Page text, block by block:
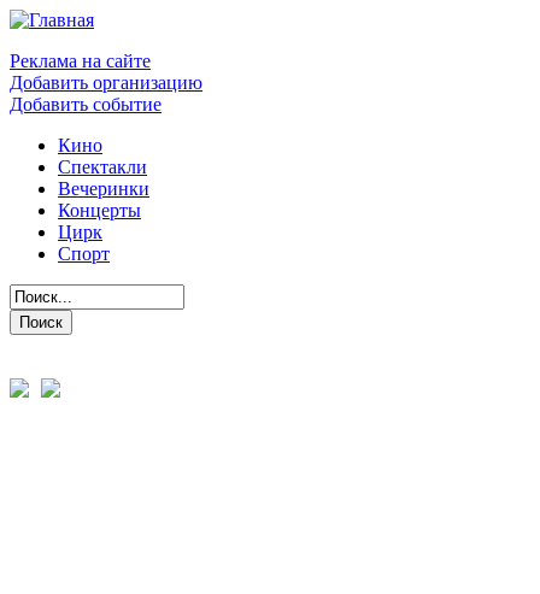
Реклама на сайте
Добавить организацию
Добавить событие
Кино
Спектакли
Вечеринки
Концерты
Цирк
Спорт